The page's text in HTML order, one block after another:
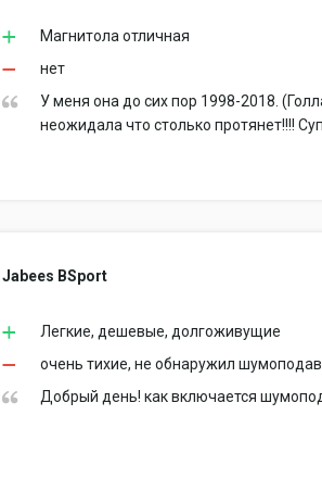
Магнитола отличная
нет
У меня она до сих пор 1998-2018.
неожидала что столько протянет!!!!
Jabees BSport
Легкие, дешевые, долгоживущие
очень тихие, не обнаружил
Добрый день! как включается